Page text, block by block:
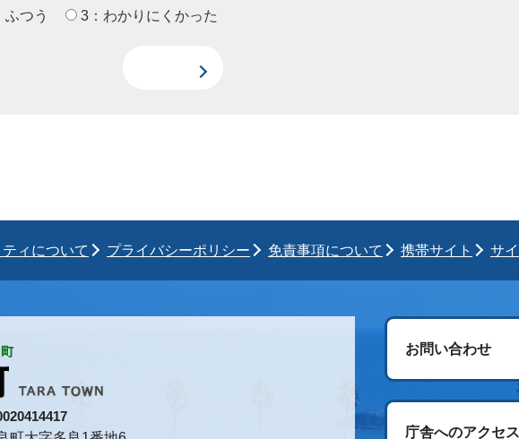
ふつう 3：わかりにくかった
ィについて プライバシーポリシー 免責事項について 携帯サイト サ
お問い合わせ
庁舎へのアクセス